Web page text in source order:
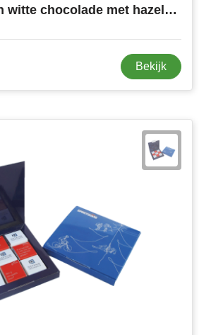
Logobonbon van witte chocolade met hazelnoot praline, rechthoekig of rond, opdruk tot in full colour, per 4 stuks verpakt
Bekijk